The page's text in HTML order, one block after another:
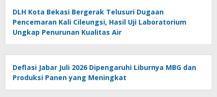
DLH Kota Bekasi Bergerak Telusuri Dugaan
Pencemaran Kali Cileungsi, Hasil Uji Laboratorium
Ungkap Penurunan Kualitas Air
Deflasi Jabar Juli 2026 Dipengaruhi Liburnya MBG dan
Produksi Panen yang Meningkat